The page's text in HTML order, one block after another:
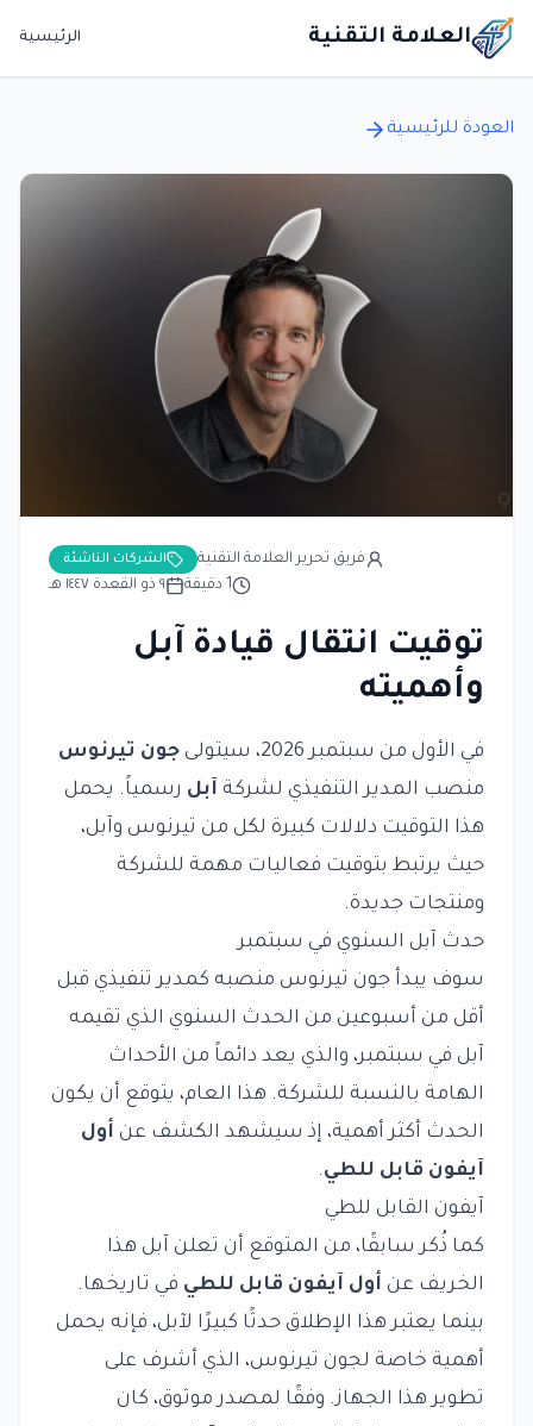
العلامة التقنية الرئيسية
العودة للرئيسية
الشركات الناشئة
فريق تحرير العلامة التقنية
٩ ذو القعدة ١٤٤٧ هـ
1 دقيقة
توقيت انتقال قيادة آبل
وأهميته
في الأول من سبتمبر 2026، سيتولى
جون تيرنوس
منصب المدير التنفيذي لشركة آبل رسمياً. يحمل
هذا التوقيت دلالات كبيرة لكل من تيرنوس وآبل،
حيث يرتبط بتوقيت فعاليات مهمة للشركة
ومنتجات جديدة.
حدث آبل السنوي في سبتمبر
سوف يبدأ جون تيرنوس منصبه كمدير تنفيذي قبل
أقل من أسبوعين من الحدث السنوي الذي تقيمه
آبل في سبتمبر، والذي يعد دائماً من الأحداث
الهامة بالنسبة للشركة. هذا العام، يتوقع أن يكون
الحدث أكثر أهمية، إذ سيشهد الكشف عن أول
آيفون قابل للطي.
آيفون القابل للطي
كما ذُكر سابقًا، من المتوقع أن تعلن آبل هذا
الخريف عن أول آيفون قابل للطي في تاريخها.
بينما يعتبر هذا الإطلاق حدثًا كبيرًا لآبل، فإنه يحمل
أهمية خاصة لجون تيرنوس، الذي أشرف على
تطوير هذا الجهاز. وفقًا لمصدر موثوق، كان